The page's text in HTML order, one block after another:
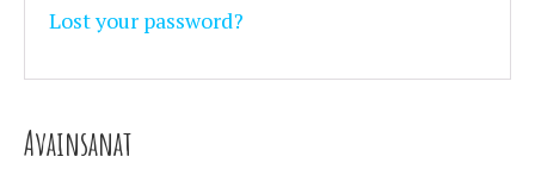
Lost your password?
Avainsanat